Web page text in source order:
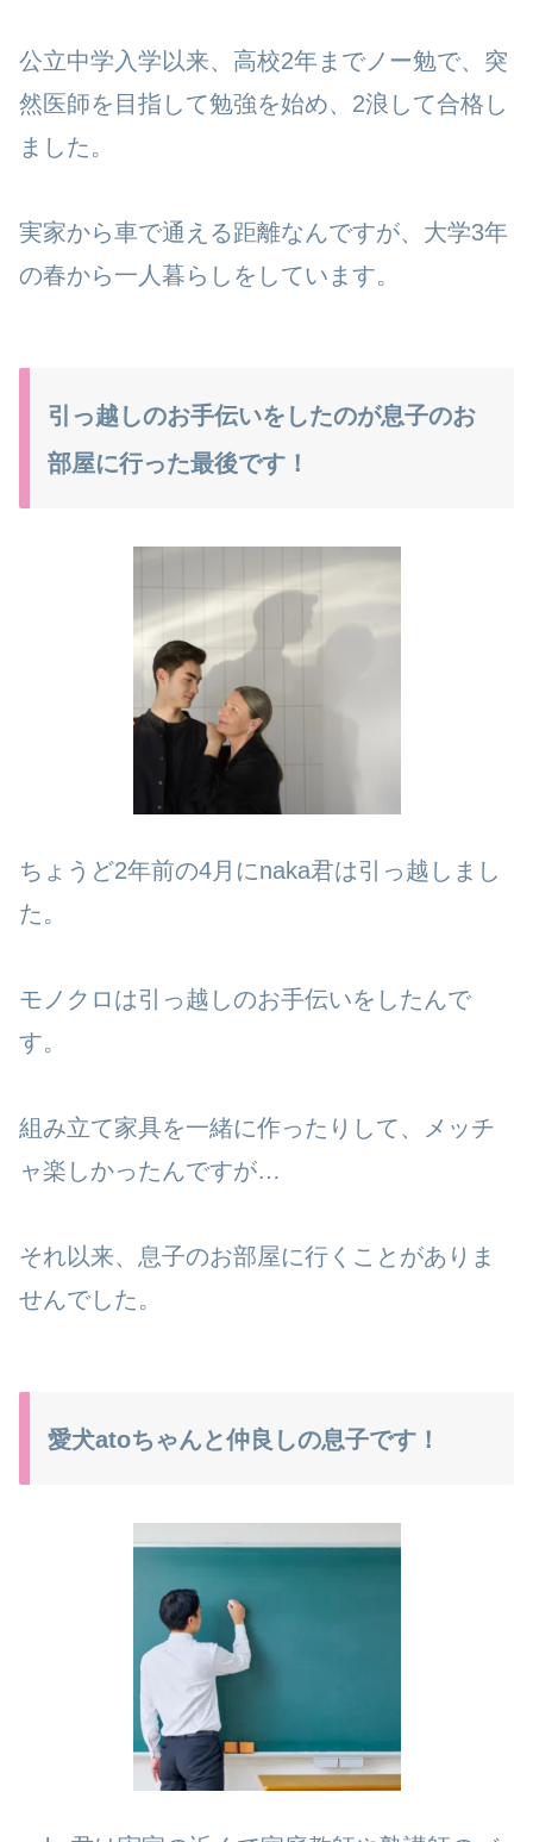
公立中学入学以来、高校2年までノー勉で、突
然医師を目指して勉強を始め、2浪して合格し
ました。
実家から車で通える距離なんですが、大学3年
の春から一人暮らしをしています。
引っ越しのお手伝いをしたのが息子のお
部屋に行った最後です！
ちょうど2年前の4月にnaka君は引っ越しまし
た。
モノクロは引っ越しのお手伝いをしたんで
す。
組み立て家具を一緒に作ったりして、メッチ
ャ楽しかったんですが…
それ以来、息子のお部屋に行くことがありま
せんでした。
愛犬atoちゃんと仲良しの息子です！